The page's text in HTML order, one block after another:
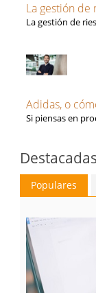
La gestión de
La gestión de
Adidas, o
Si piensas en
Destacadas
Populares